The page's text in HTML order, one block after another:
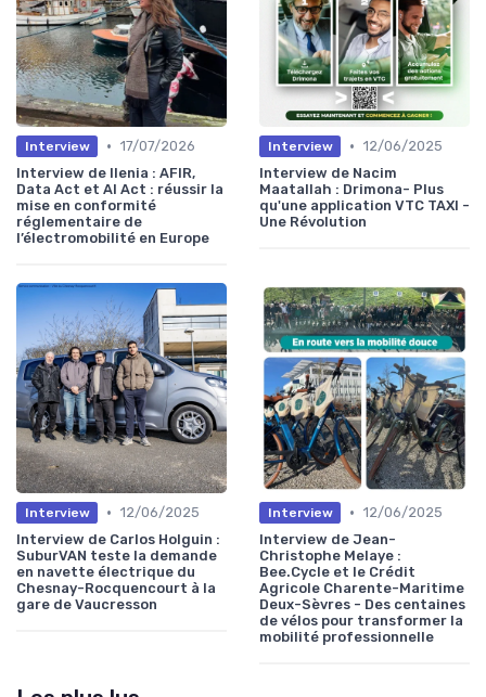
Interview • 17/07/2026
Interview de Ilenia : AFIR,
Data Act et AI Act : réussir la
mise en conformité
réglementaire de
l’électromobilité en Europe
Interview • 12/06/2025
Interview de Nacim
Maatallah : Drimona- Plus
qu'une application VTC TAXI -
Une Révolution
Interview • 12/06/2025
Interview de Carlos Holguin :
SuburVAN teste la demande
en navette électrique du
Chesnay-Rocquencourt à la
gare de Vaucresson
Interview • 12/06/2025
Interview de Jean-
Christophe Melaye :
Bee.Cycle et le Crédit
Agricole Charente-Maritime
Deux-Sèvres - Des centaines
de vélos pour transformer la
mobilité professionnelle